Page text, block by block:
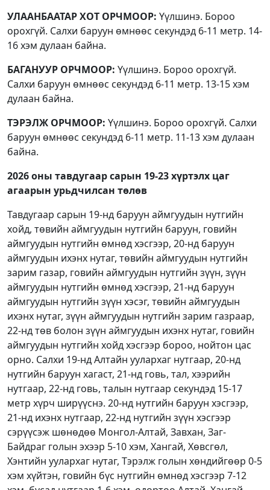
УЛААНБААТАР ХОТ ОРЧМООР: Үүлшинэ. Бороо
орохгүй. Салхи баруун өмнөөс секундэд 6-11 метр. 14-
16 хэм дулаан байна.
БАГАНУУР ОРЧМООР: Үүлшинэ. Бороо орохгүй.
Салхи баруун өмнөөс секундэд 6-11 метр. 13-15 хэм
дулаан байна.
ТЭРЭЛЖ ОРЧМООР: Үүлшинэ. Бороо орохгүй. Салхи
баруун өмнөөс секундэд 6-11 метр. 11-13 хэм дулаан
байна.
2026 оны тавдугаар сарын 19-23 хүртэлх цаг
агаарын урьдчилсан төлөв
Тавдугаар сарын 19-нд баруун аймгуудын нутгийн
хойд, төвийн аймгуудын нутгийн баруун, говийн
аймгуудын нутгийн өмнөд хэсгээр, 20-нд баруун
аймгуудын ихэнх нутаг, төвийн аймгуудын нутгийн
зарим газар, говийн аймгуудын нутгийн зүүн, зүүн
аймгуудын нутгийн өмнөд хэсгээр, 21-нд баруун
аймгуудын нутгийн зүүн хэсэг, төвийн аймгуудын
ихэнх нутаг, зүүн аймгуудын нутгийн зарим газраар,
22-нд төв болон зүүн аймгуудын ихэнх нутаг, говийн
аймгуудын нутгийн хойд хэсгээр бороо, нойтон цас
орно. Салхи 19-нд Алтайн уулархаг нутгаар, 20-нд
нутгийн баруун хагаст, 21-нд говь, тал, хээрийн
нутгаар, 22-нд говь, талын нутгаар секундэд 15-17
метр хүрч ширүүснэ. 20-нд нутгийн баруун хэсгээр,
21-нд ихэнх нутгаар, 22-нд нутгийн зүүн хэсгээр
сэрүүсэж шөнөдөө Монгол-Алтай, Завхан, Заг-
Байдраг голын эхээр 5-10 хэм, Хангай, Хөвсгөл,
Хэнтийн уулархаг нутаг, Тэрэлж голын хөндийгөөр 0-5
хэм хүйтэн, говийн бүс нутгийн өмнөд хэсгээр 7-12